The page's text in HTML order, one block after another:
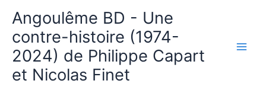
contenu
Angoulême BD - Une
contre-histoire (1974-
2024) de Philippe Capart
et Nicolas Finet